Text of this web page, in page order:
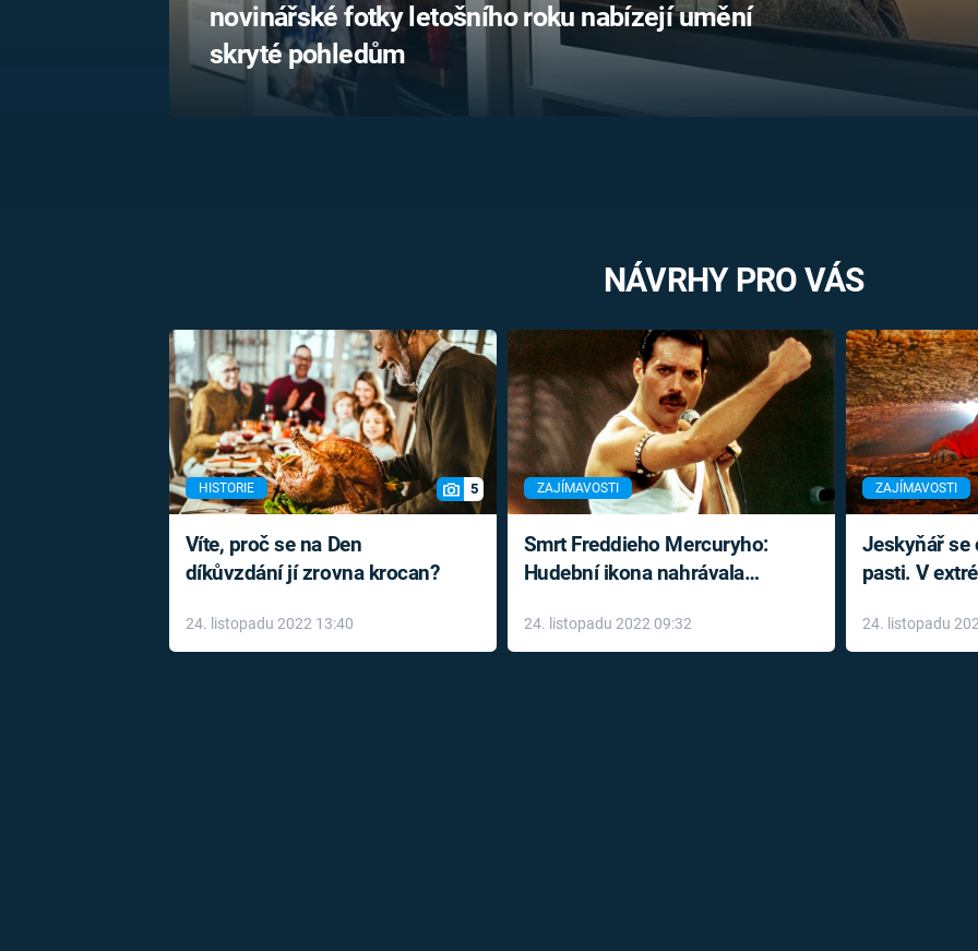
novinářské fotky letošního roku nabízejí umění
skryté pohledům
NÁVRHY PRO VÁS
HISTORIE 5
Víte, proč se na Den
díkůvzdání jí zrovna krocan?
24. listopadu 2022 13:40
ZAJÍMAVOSTI
Smrt Freddieho Mercuryho:
Hudební ikona nahrávala
léky
24. listopadu 2022 09:32
ZAJÍMAVOSTI
Jeskyňář se
pasti. V
24. listopadu